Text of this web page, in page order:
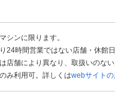
シンに限ります。
24時間営業ではない店舗・休館日
店舗により異なり、取扱いのな
み利用可。詳しくはwebサイト